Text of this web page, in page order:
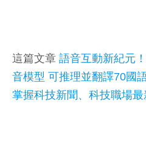
這篇文章 語音互動新紀元
音模型 可推理並翻譯70國
掌握科技新聞、科技職場